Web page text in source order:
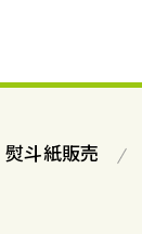
熨斗紙販売